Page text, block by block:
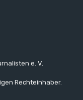
e. V.
Rechteinhaber.